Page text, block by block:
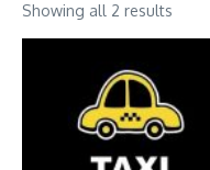
Showing all 2 results